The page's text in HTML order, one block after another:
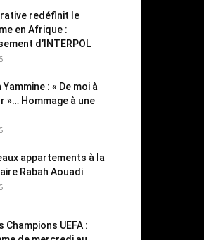
redéfinit le
en Afrique :
d’INTERPOL
: « De moi à
»… Hommage à une
appartements à la
Rabah Aouadi
Champions UEFA :